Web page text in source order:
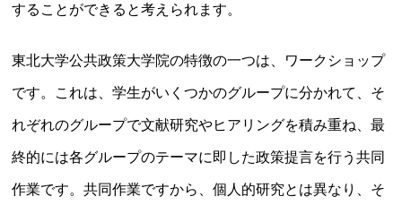
することができると考えられます。
東北大学公共政策大学院の特徴の一つは、ワークショップ
です。これは、学生がいくつかのグループに分かれて、そ
れぞれのグループで文献研究やヒアリングを積み重ね、最
終的には各グループのテーマに即した政策提言を行う共同
作業です。共同作業ですから、個人的研究とは異なり、そ